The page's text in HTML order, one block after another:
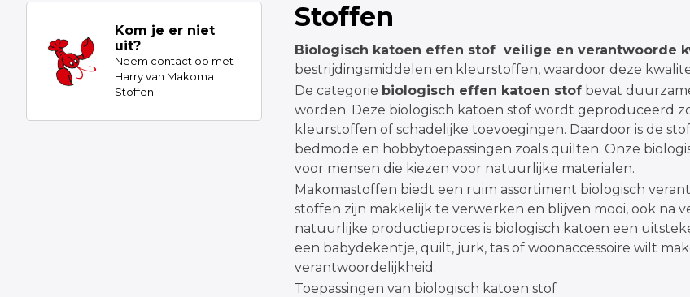
Kom je er niet
uit?
Neem contact op met
Harry van Makoma
Stoffen
Stoffen
Biologisch katoen effen stof veilige en verantwoorde
bestrijdingsmiddelen en kleurstoffen, waardoor deze
De categorie biologisch effen katoen stof bevat
worden. Deze biologisch katoen stof wordt geproduceerd
kleurstoffen of schadelijke toevoegingen. Daardoor is de
bedmode en hobbytoepassingen zoals quilten. Onze
voor mensen die kiezen voor natuurlijke materialen.
Makomastoffen biedt een ruim assortiment biologisch
stoffen zijn makkelijk te verwerken en blijven mooi, ook na
natuurlijke productieproces is biologisch katoen een
een babydekentje, quilt, jurk, tas of woonaccessoire wilt
verantwoordelijkheid.
Toepassingen van biologisch katoen stof